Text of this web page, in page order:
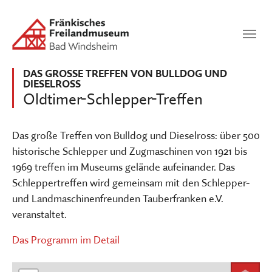
SUCHEN
Oldtimer-Schlepper-Treffen
DAS GROSSE TREFFEN VON BULLDOG UND D
IESELROSS
Das große Treffen von Bulldog und Dieselross: über 500
historische Schlepper und Zugmaschinen von 1921 bis
1969 treffen im Museums gelände aufeinander. Das
Schleppertreffen wird gemeinsam mit den Schlepper-
und Landmaschinenfreunden Tauberfranken e.V.
veranstaltet.
Das Programm im Detail